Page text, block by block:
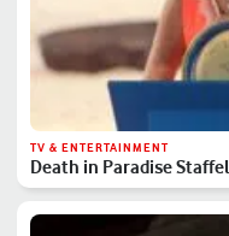
TV & ENTERTAINMENT
Death in Paradise